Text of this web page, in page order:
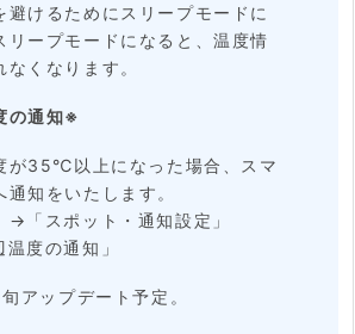
避けるためにスリープモードに
リープモードになると、温度情
くなります。
の通知※
が35℃以上になった場合、スマ
通知をいたします。
→「スポット・通知設定」
度の通知」
アップデート予定。